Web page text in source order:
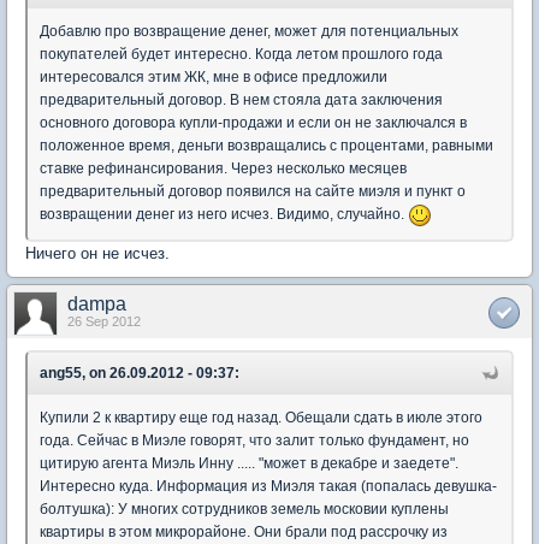
Добавлю про возвращение денег, может для потенциальных
покупателей будет интересно. Когда летом прошлого года
интересовался этим ЖК, мне в офисе предложили
предварительный договор. В нем стояла дата заключения
основного договора купли-продажи и если он не заключался в
положенное время, деньги возвращались с процентами, равными
ставке рефинансирования. Через несколько месяцев
предварительный договор появился на сайте миэля и пункт о
возвращении денег из него исчез. Видимо, случайно.
Ничего он не исчез.
dampa
26 Sep 2012
ang55, on 26.09.2012 - 09:37:
Купили 2 к квартиру еще год назад. Обещали сдать в июле этого
года. Сейчас в Миэле говорят, что залит только фундамент, но
цитирую агента Миэль Инну ..... "может в декабре и заедете".
Интересно куда. Информация из Миэля такая (попалась девушка-
болтушка): У многих сотрудников земель московии куплены
квартиры в этом микрорайоне. Они брали под рассрочку из